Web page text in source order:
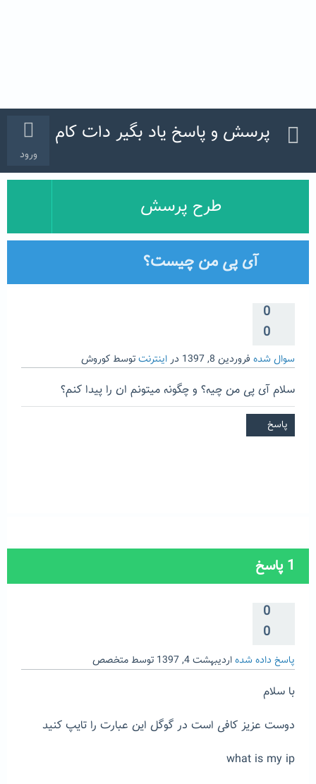
ورود
پرسش و پاسخ یاد بگیر دات کام
طرح پرسش
آی پی من چیست؟
0
0
سوال شده فروردین 8, 1397 دراینترنتتوسط کوروش
سلام آی پی من چیه؟ و چگونه میتونم ان را پیدا کنم؟
1پاسخ
0
0
پاسخ داده شدهاردیبهشت 4, 1397 توسط متخصص
با سلام
دوست عزیز کافی است در گوگل این عبارت را تایپ کنید
what is my ip